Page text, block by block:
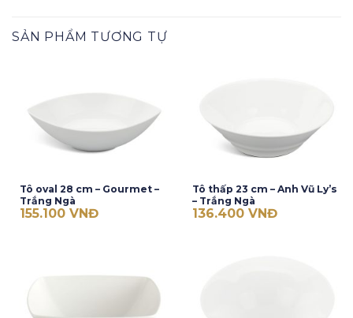
SẢN PHẨM TƯƠNG TỰ
Tô oval 28 cm – Gourmet –
Trắng Ngà
155.100 VNĐ
Tô thấp 23 cm – Anh Vũ Ly’s
– Trắng Ngà
136.400 VNĐ